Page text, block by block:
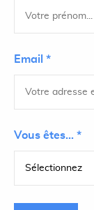
Email *
Vous êtes... *